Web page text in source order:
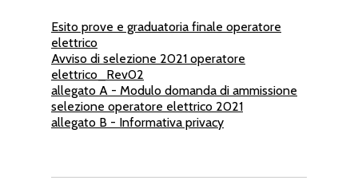
Esito prove e graduatoria finale operatore
elettrico
Avviso di selezione 2021 operatore
elettrico_Rev02
allegato A - Modulo domanda di ammissione
selezione operatore elettrico 2021
allegato B - Informativa privacy